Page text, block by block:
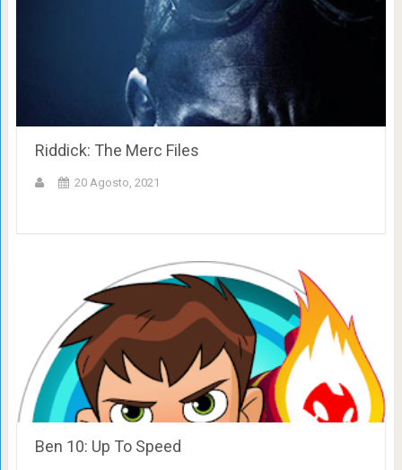
Riddick: The Merc Files
20 Agosto, 2021
Ben 10: Up To Speed